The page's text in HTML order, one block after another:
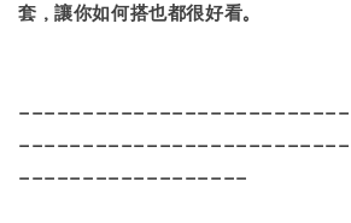
套，讓你如何搭也都很好看。
------------------